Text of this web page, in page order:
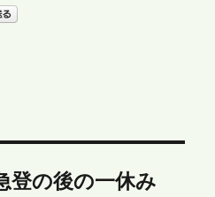
の後の一休み